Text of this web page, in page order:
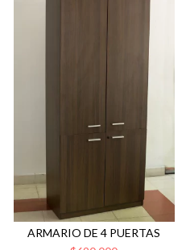
ARMARIO DE 4 PUERTAS